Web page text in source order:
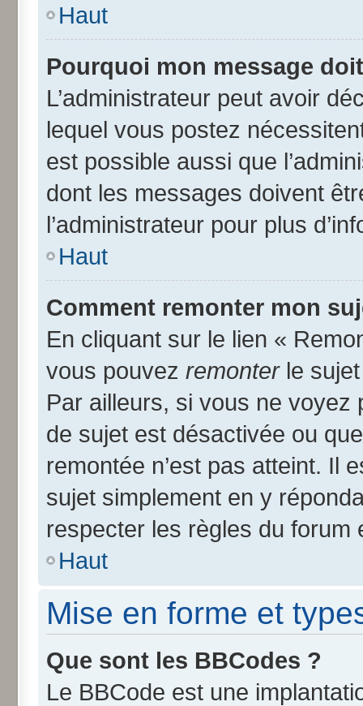
Haut
Pourquoi mon message
L’administrateur peut avoir
lequel vous postez
est possible aussi que
dont les messages doivent
l’administrateur pour plus
Haut
Comment remonter mon
En cliquant sur le lien «
vous pouvez remonterle sujet
Par ailleurs, si vous ne voyez
de sujet est désactivée ou
remontée n’est pas atteint. Il
sujet simplement en y
respecter les règles du forum
Haut
Mise en forme et
Que sont les BBCodes ?
Le BBCode est une